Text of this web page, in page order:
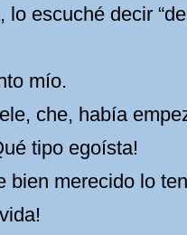
lo escuché decir
mío.
che, había
tipo egoísta!
bien merecido lo